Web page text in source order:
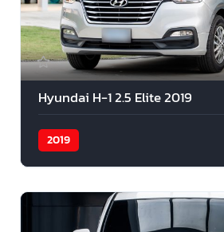
Hyundai H-1 2.5 Elite 2019
2019